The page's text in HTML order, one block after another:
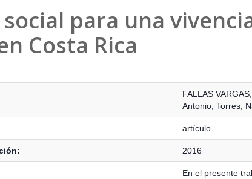
social para una
Costa Rica
FALLAS
Antonio, Torres,
artículo
2016
En el presente